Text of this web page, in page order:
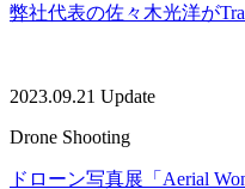
弊社代表の佐々木光洋が
2023.09.21 Update
Drone Shooting
ドローン写真展「Aerial